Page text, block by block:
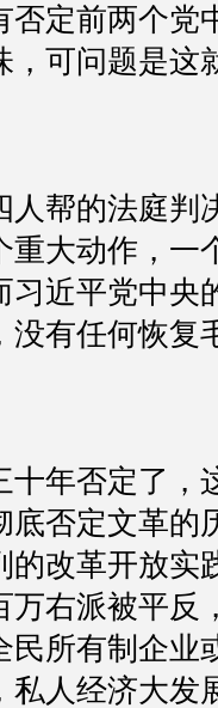
否定前两个党
，可问题是这
人帮的法庭判
重大动作，一
习近平党中央
没有任何恢复
十年否定了，
底否定文革的
的改革开放实
万右派被平反
民所有制企业
私人经济大发